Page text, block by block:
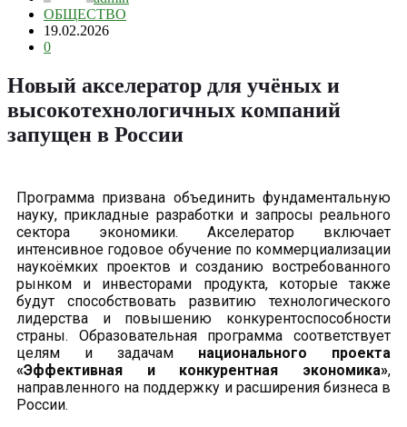
ОБЩЕСТВО
19.02.2026
0
Новый акселератор для учёных и
высокотехнологичных компаний
запущен в России
Программа призвана объединить фундаментальную
науку, прикладные разработки и запросы реального
сектора экономики. Акселератор включает
интенсивное годовое обучение по коммерциализации
наукоёмких проектов и созданию востребованного
рынком и инвесторами продукта, которые также
будут способствовать развитию технологического
лидерства и повышению конкурентоспособности
страны. Образовательная программа соответствует
целям и задачам национального проекта
«Эффективная и конкурентная экономика»,
направленного на поддержку и расширения бизнеса в
России.